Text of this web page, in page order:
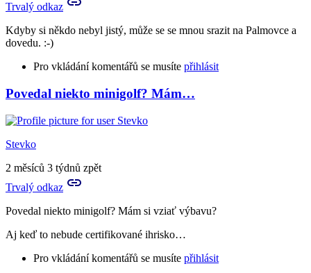
Trvalý odkaz
Kdyby si někdo nebyl jistý, může se se mnou srazit na Palmovce a
dovedu. :-)
Pro vkládání komentářů se musíte přihlásit
Povedal niekto minigolf? Mám…
Stevko
2 měsíců 3 týdnů zpět
Trvalý odkaz
Povedal niekto minigolf? Mám si vziať výbavu?
Aj keď to nebude certifikované ihrisko…
Pro vkládání komentářů se musíte přihlásit